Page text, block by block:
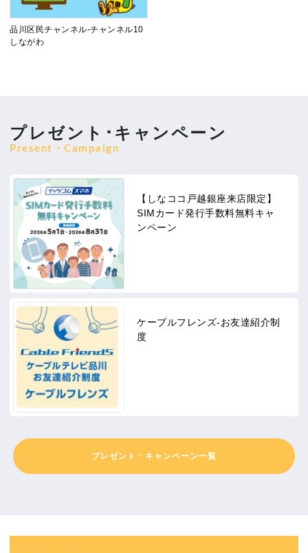
品川区民チャンネル-チャンネル10
しながわ
プレゼント･キャンペーン
Present・Campaign
【しなココ戸越銀座来店限定】
SIMカード発行手数料無料キャ
ンペーン
ケーブルフレンズ-お友達紹介制
度
プレゼント・キャンペーン一覧